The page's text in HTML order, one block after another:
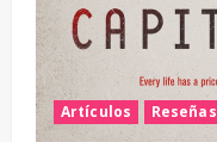
Artículos Reseñas